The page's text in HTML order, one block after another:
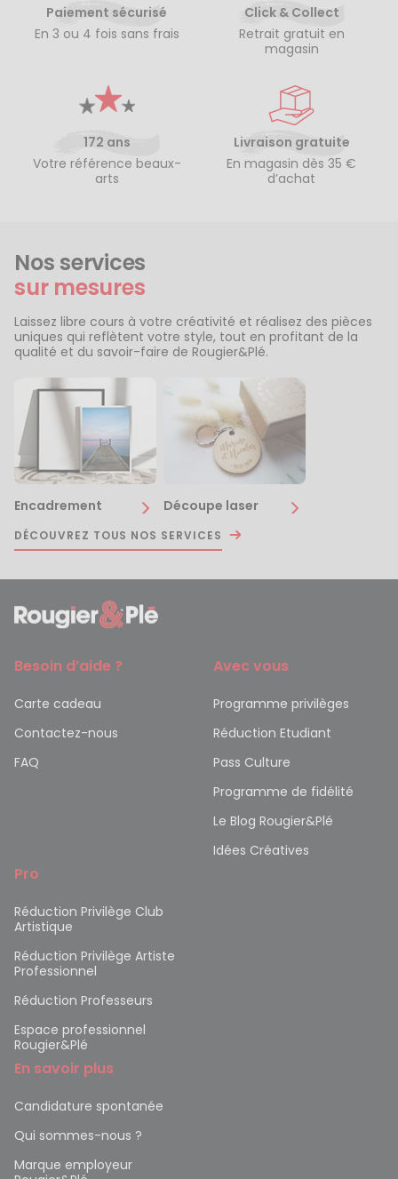
Paiement sécurisé
En 3 ou 4 fois sans frais
Click & Collect
Retrait gratuit en
magasin
172 ans
Votre référence beaux-
arts
Livraison gratuite
En magasin dès 35 €
d’achat
Nos services
sur mesures
Laissez libre cours à votre créativité et réalisez des pièces
uniques qui reflètent votre style, tout en profitant de la
qualité et du savoir-faire de Rougier&Plé.
Encadrement Découpe laser
DÉCOUVREZ TOUS NOS SERVICES
Besoin d’aide ?
Carte cadeau
Contactez-nous
FAQ
Avec vous
Programme privilèges
Réduction Etudiant
Pass Culture
Programme de fidélité
Le Blog Rougier&Plé
Idées Créatives
Pro
Réduction Privilège Club
Artistique
Réduction Privilège Artiste
Professionnel
Réduction Professeurs
Espace professionnel
Rougier&Plé
En savoir plus
Candidature spontanée
Qui sommes-nous ?
Marque employeur